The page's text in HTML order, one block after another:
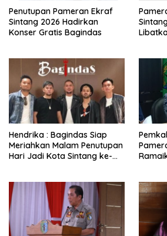
Penutupan Pameran Ekraf
Sintang 2026 Hadirkan
Konser Gratis Bagindas
Hendrika : Bagindas Siap
Meriahkan Malam Penutupan
Hari Jadi Kota Sintang ke-